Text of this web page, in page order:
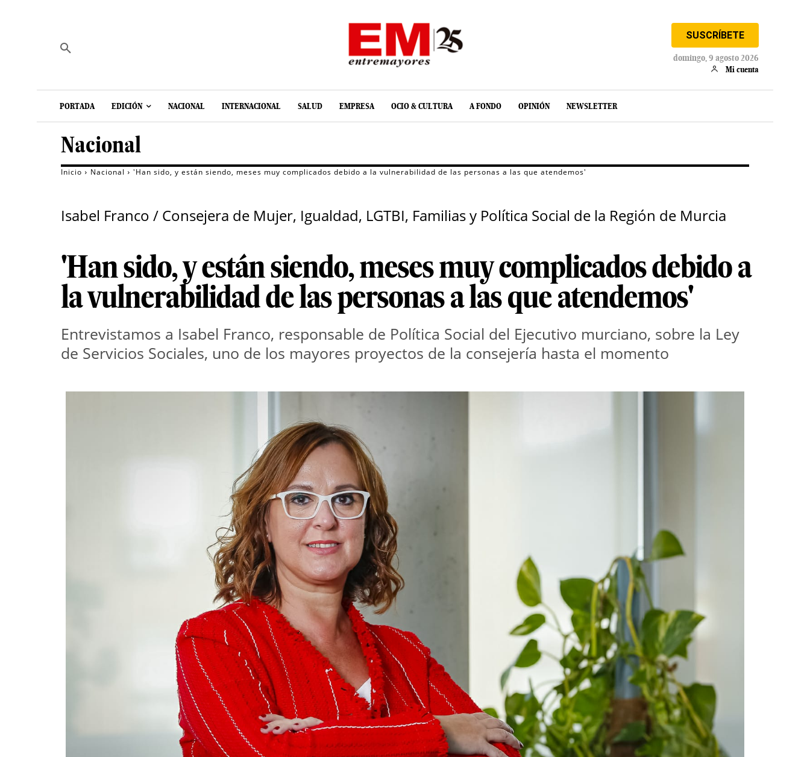
SUSCRÍBETE
domingo, 9 agosto 2026
Mi cuenta
PORTADA EDICIÓN NACIONAL INTERNACIONAL SALUD EMPRESA OCIO & CULTURA A FONDO OPINIÓN NEWSLETTER
Nacional
Inicio Nacional 'Han sido, y están siendo, meses muy complicados debido a la vulnerabilidad de las personas a las que atendemos'
Isabel Franco / Consejera de Mujer, Igualdad, LGTBI, Familias y Política Social de la Región de Murcia
'Han sido, y están siendo, meses muy complicados debido a
la vulnerabilidad de las personas a las que atendemos'
Entrevistamos a Isabel Franco, responsable de Política Social del Ejecutivo murciano, sobre la Ley
de Servicios Sociales, uno de los mayores proyectos de la consejería hasta el momento